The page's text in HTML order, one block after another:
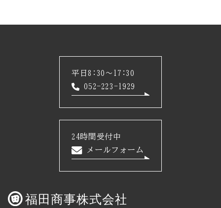
平日8:30～17:30
052-223-1929
24時間受付中
メールフォーム